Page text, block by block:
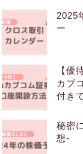
2025
ー
【優
カブ
付き
秘密
想-